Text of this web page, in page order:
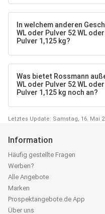
In welchem anderen
WL oder Pulver 52 WL
Pulver 1,125 kg?
Was bietet Rossmann
WL oder Pulver 52 WL
Pulver 1,125 kg noch an?
Letztes Update: Samstag, 16. Mai
Information
Häufig gestellte Fragen
Werben?
Alle Angebote
Marken
Prospektangebote.de App
Über uns